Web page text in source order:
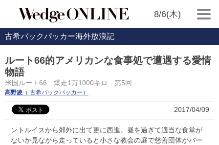
8/6(木)
古希バックパッカー海外放浪記
ルート66的アメリカンな食事処で遭遇する愛情
物語
米国ルート66 爆走1万1000キロ 第5回
高野凌 （ 古希バックパッカー）
2017/04/09
ントルイスから郊外に出て更に西進。昼を過ぎて適当な食堂が
ないか見ながら走っていると小さな教会の庭で慈善団体がバー